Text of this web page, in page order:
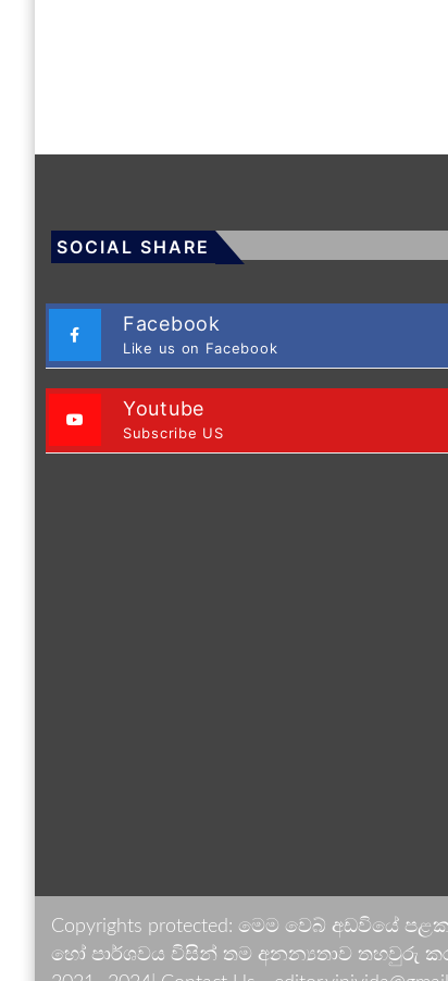
SOCIAL SHARE
Facebook
Like us on Facebook
Youtube
Subscribe US
Copyrights protected: මෙම වෙබ්
හෝ පාර්ශවය විසින් තම අනන්‍යතාව තහවුරු